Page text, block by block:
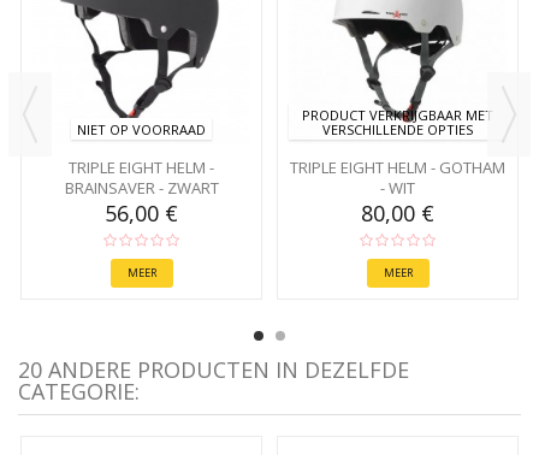
NIET OP VOORRAAD
TRIPLE EIGHT HELM -
BRAINSAVER - ZWART
56,00 €
MEER
PRODUCT VERKRIJGBAAR MET
VERSCHILLENDE OPTIES
TRIPLE EIGHT HELM - GOTHAM
- WIT
80,00 €
MEER
20 ANDERE PRODUCTEN IN DEZELFDE
CATEGORIE: